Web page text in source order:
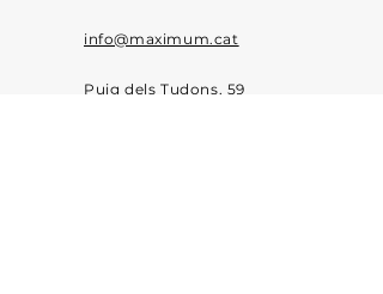
info@maximum.cat
Puig dels Tudons, 59